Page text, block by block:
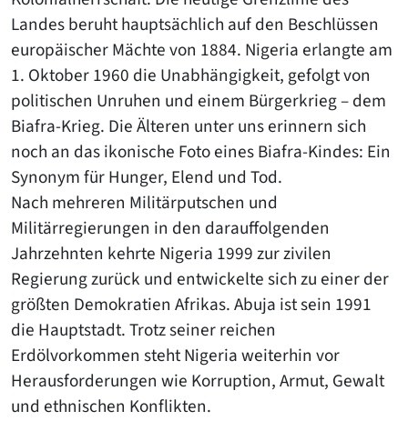
Landes beruht hauptsächlich auf den Beschlüssen
europäischer Mächte von 1884. Nigeria erlangte am
1. Oktober 1960 die Unabhängigkeit, gefolgt von
politischen Unruhen und einem Bürgerkrieg – dem
Biafra-Krieg. Die Älteren unter uns erinnern sich
noch an das ikonische Foto eines Biafra-Kindes: Ein
Synonym für Hunger, Elend und Tod.
Nach mehreren Militärputschen und
Militärregierungen in den darauffolgenden
Jahrzehnten kehrte Nigeria 1999 zur zivilen
Regierung zurück und entwickelte sich zu einer der
größten Demokratien Afrikas. Abuja ist sein 1991
die Hauptstadt. Trotz seiner reichen
Erdölvorkommen steht Nigeria weiterhin vor
Herausforderungen wie Korruption, Armut, Gewalt
und ethnischen Konflikten.